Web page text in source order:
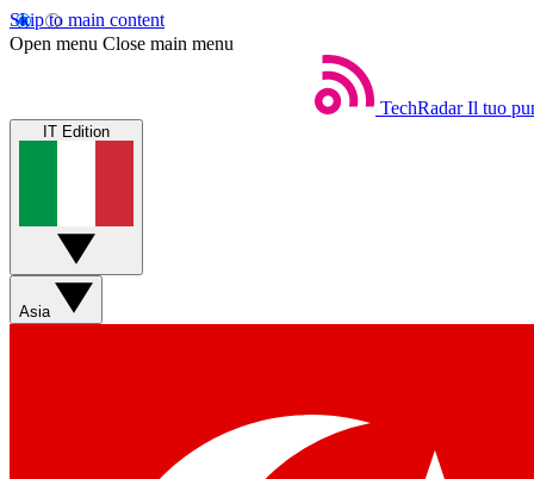
Skip to main content
Open menu Close main menu
TechRadar Il tuo
IT Edition
Asia